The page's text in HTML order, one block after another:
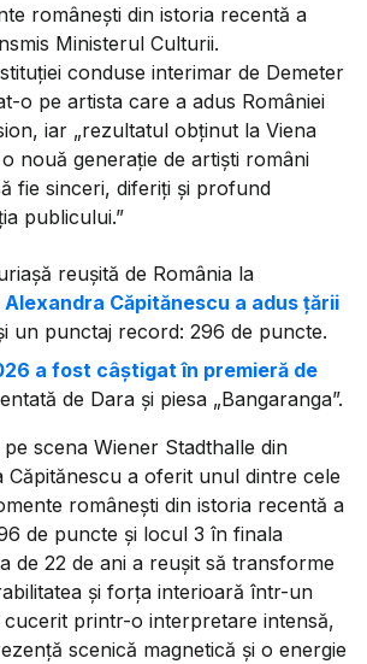
românești din istoria recentă a
Ministerul Culturii.
conduse interimar de Demeter
o pe artista care a adus României
iar „rezultatul obținut la Viena
nouă generație de artiști români
fie sinceri, diferiți și profund
publicului.”
reușită de România la
Alexandra Căpitănescu a adus țării
un punctaj record: 296 de puncte.
a fost câștigat în premieră de
de Dara și piesa „Bangaranga”.
scena Wiener Stadthalle din
Căpitănescu a oferit unul dintre cele
românești din istoria recentă a
de puncte și locul 3 în finala
de 22 de ani a reușit să transforme
și forța interioară într-un
printr-o interpretare intensă,
scenică magnetică și o energie